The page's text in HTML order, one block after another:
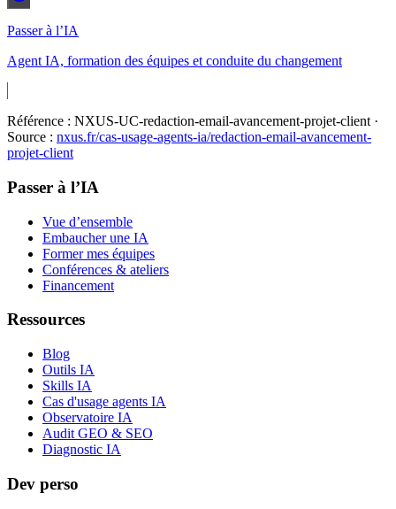
Passer à l’IA
Agent IA, formation des équipes et conduite du changement
Référence : NXUS-UC-redaction-email-avancement-projet-client ·
Source : nxus.fr/cas-usage-agents-ia/redaction-email-avancement-
projet-client
Passer à l’IA
Vue d’ensemble
Embaucher une IA
Former mes équipes
Conférences & ateliers
Financement
Ressources
Blog
Outils IA
Skills IA
Cas d'usage agents IA
Observatoire IA
Audit GEO & SEO
Diagnostic IA
Dev perso